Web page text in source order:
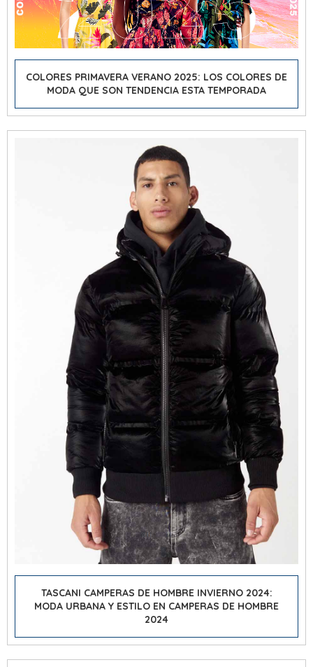
COLORES PRIMAVERA VERANO 2025: LOS COLORES DE
MODA QUE SON TENDENCIA ESTA TEMPORADA
TASCANI CAMPERAS DE HOMBRE INVIERNO 2024:
MODA URBANA Y ESTILO EN CAMPERAS DE HOMBRE
2024